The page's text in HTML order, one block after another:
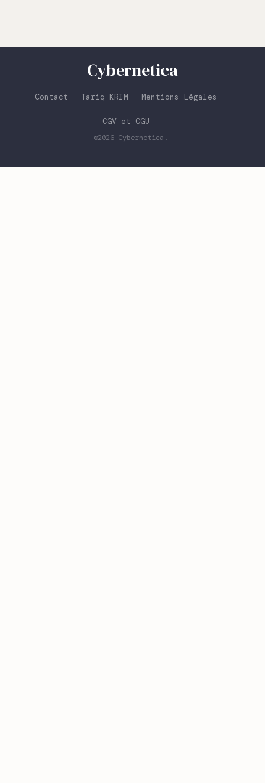
Cybernetica
Contact Tariq KRIM Mentions Légales
CGV et CGU
©2026 Cybernetica .